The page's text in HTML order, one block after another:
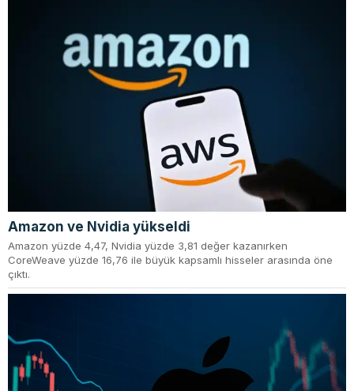
Amazon ve Nvidia yükseldi
Amazon yüzde 4,47, Nvidia yüzde 3,81 değer kazanırken
CoreWeave yüzde 16,76 ile büyük kapsamlı hisseler arasında öne
çıktı.